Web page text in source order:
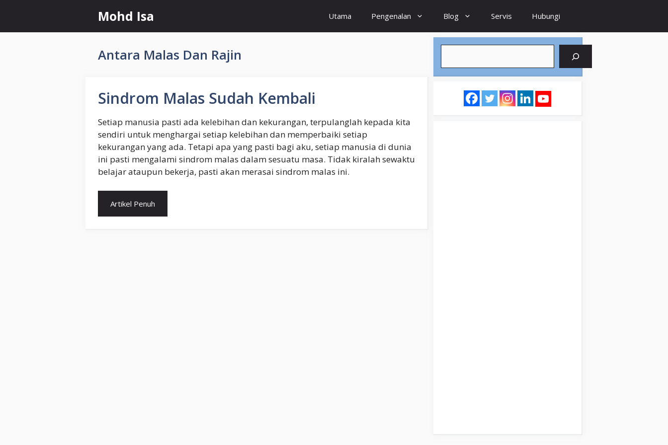
content
Mohd Isa Utama Pengenalan Blog Servis Hubungi
Antara Malas Dan Rajin
Sindrom Malas Sudah Kembali
Setiap manusia pasti ada kelebihan dan kekurangan, terpulanglah kepada kita
sendiri untuk menghargai setiap kelebihan dan memperbaiki setiap
kekurangan yang ada. Tetapi apa yang pasti bagi aku, setiap manusia di dunia
ini pasti mengalami sindrom malas dalam sesuatu masa. Tidak kiralah sewaktu
belajar ataupun bekerja, pasti akan merasai sindrom malas ini.
Artikel Penuh